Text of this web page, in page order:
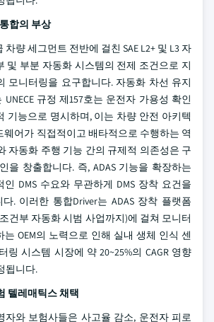
합의 부상
량 세그먼트 전반에 걸친 SAE L2+ 및 L3 자
및 부분 자동화 시스템의 전제 조건으로 지
모니터링을 요구합니다. 자동화 차선 유지
규정 제157호는 운전자 가용성 확인
기능으로 명시하며, 이는 차량 안전 아키텍
웨어가 직접적이고 배타적으로 수행하는 역
자동화 주행 기능 간의 규제적 의존성은 구
을 창출합니다. 즉, ADAS 기능을 확장하는
인 DMS 수요와 무관하게 DMS 장착 요건을
. 이러한 통합Driver는 ADAS 장착 플랫폼
건부 자동화 시범 사업까지)에 걸쳐 모니터
OEM의 노력으로 인해 실내 생체 인식 센
링 시스템 시장에 약 20~25%의 CAGR 영향
됩니다.
텔레매틱스 채택
자와 보험사들은 사고율 감소, 운전자 피로